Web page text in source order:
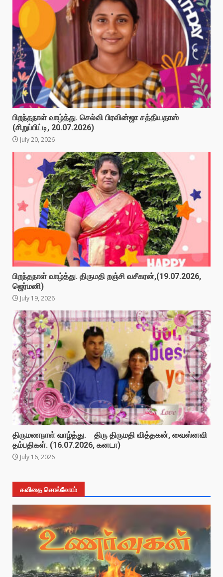
பிறந்தநாள் வாழ்த்து. செல்வி பிரவின்ஜா சத்தியதாஸ்
(சிறுப்பிட்டி, 20.07.2026)
July 20, 2026
பிறந்தநாள் வாழ்த்து. திருமதி றஞ்சி வசீகரன்,(19.07.2026,
ஜெர்மனி)
July 19, 2026
திருமணநாள் வாழ்த்து. திரு திருமதி வித்தகன், வைஸ்னவி
தம்பதிகள். (16.07.2026, கனடா)
July 16, 2026
கவிதை சொல்வோம்